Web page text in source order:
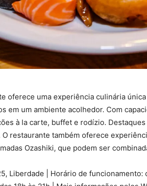
oferece uma experiência culinária
em um ambiente acolhedor. Com
à la carte, buffet e rodízio.
O restaurante também oferece
Ozashiki, que podem ser
Liberdade | Horário de funcionamento: